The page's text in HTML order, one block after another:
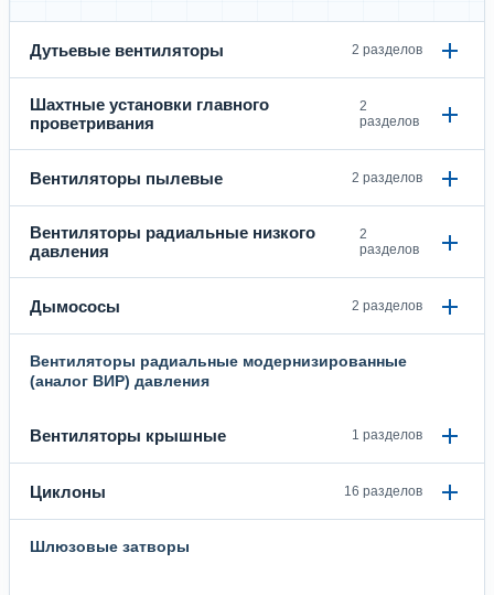
Дутьевые вентиляторы 2 разделов
Шахтные установки главного
проветривания
2
разделов
Вентиляторы пылевые 2 разделов
Вентиляторы радиальные низкого
давления
2
разделов
Дымососы 2 разделов
Вентиляторы радиальные модернизированные
(аналог ВИР) давления
Вентиляторы крышные 1 разделов
Циклоны 16 разделов
Шлюзовые затворы